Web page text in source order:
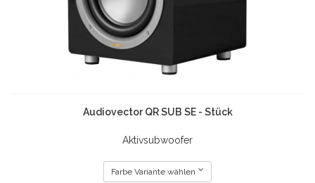
Audiovector QR SUB SE - Stück
Aktivsubwoofer
Farbe Variante wählen